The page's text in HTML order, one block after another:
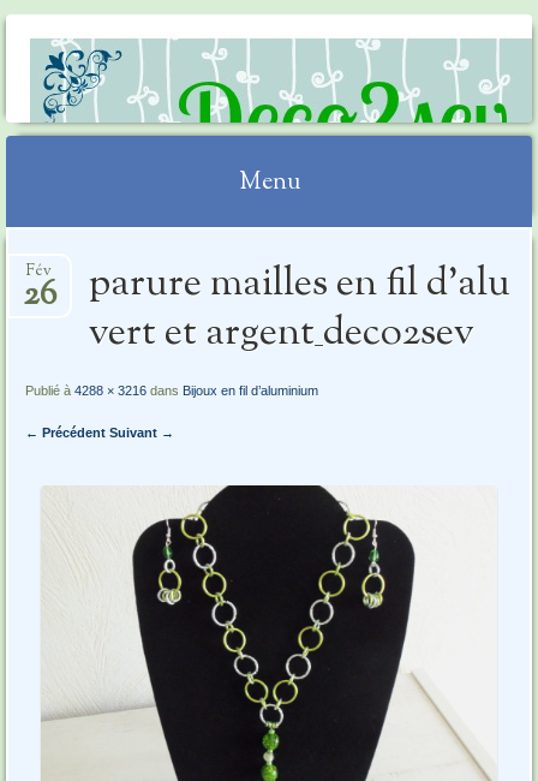
DECO2SEV
Menu
au
parure mailles en fil d’alu
vert et argent_deco2sev
Fév
26
Publié à4288 × 3216 dans Bijoux en fil d’aluminium
← Précédent Suivant →